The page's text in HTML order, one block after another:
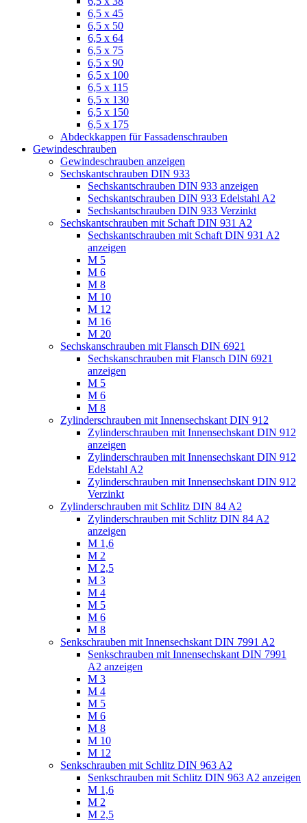
6,5 x 45
6,5 x 50
6,5 x 64
6,5 x 75
6,5 x 90
6,5 x 100
6,5 x 115
6,5 x 130
6,5 x 150
6,5 x 175
Abdeckkappen für Fassadenschrauben
Gewindeschrauben
Gewindeschrauben anzeigen
Sechskantschrauben DIN 933
Sechskantschrauben DIN 933 anzeigen
Sechskantschrauben DIN 933 Edelstahl A2
Sechskantschrauben DIN 933 Verzinkt
Sechskantschrauben mit Schaft DIN 931 A2
Sechskantschrauben mit Schaft DIN 931 A2
anzeigen
M 5
M 6
M 8
M 10
M 12
M 16
M 20
Sechskanschrauben mit Flansch DIN 6921
Sechskanschrauben mit Flansch DIN 6921
anzeigen
M 5
M 6
M 8
Zylinderschrauben mit Innensechskant DIN 912
Zylinderschrauben mit Innensechskant DIN 912
anzeigen
Zylinderschrauben mit Innensechskant DIN 912
Edelstahl A2
Zylinderschrauben mit Innensechskant DIN 912
Verzinkt
Zylinderschrauben mit Schlitz DIN 84 A2
Zylinderschrauben mit Schlitz DIN 84 A2
anzeigen
M 1,6
M 2
M 2,5
M 3
M 4
M 5
M 6
M 8
Senkschrauben mit Innensechskant DIN 7991 A2
Senkschrauben mit Innensechskant DIN 7991
A2 anzeigen
M 3
M 4
M 5
M 6
M 8
M 10
M 12
Senkschrauben mit Schlitz DIN 963 A2
Senkschrauben mit Schlitz DIN 963 A2 anzeigen
M 1,6
M 2
M 2,5